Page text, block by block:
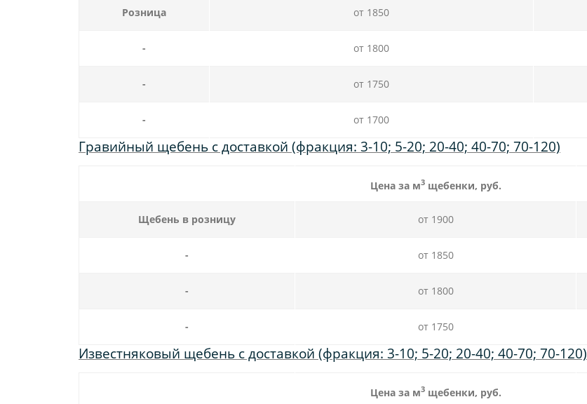
Розница от 1850
- от 1800
- от 1750
- от 1700
Гравийный щебень с доставкой (фракция: 3-10; 5-20; 20-40; 40-70; 70-120)
Цена за м3щебенки, руб.
Щебень в розницу от 1900
- от 1850
- от 1800
- от 1750
Известняковый щебень с доставкой (фракция: 3-10; 5-20; 20-40; 40-70; 70-120)
Цена за м3щебенки, руб.